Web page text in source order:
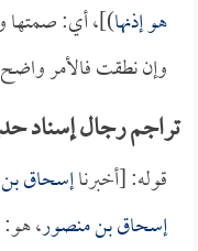
هو إذنها)]، أي: صمتها
وإن نطقت فالأمر
تراجم رجال إسناد
قوله: [أخبرناإسحاق
إسحاق بن منصور، هو: